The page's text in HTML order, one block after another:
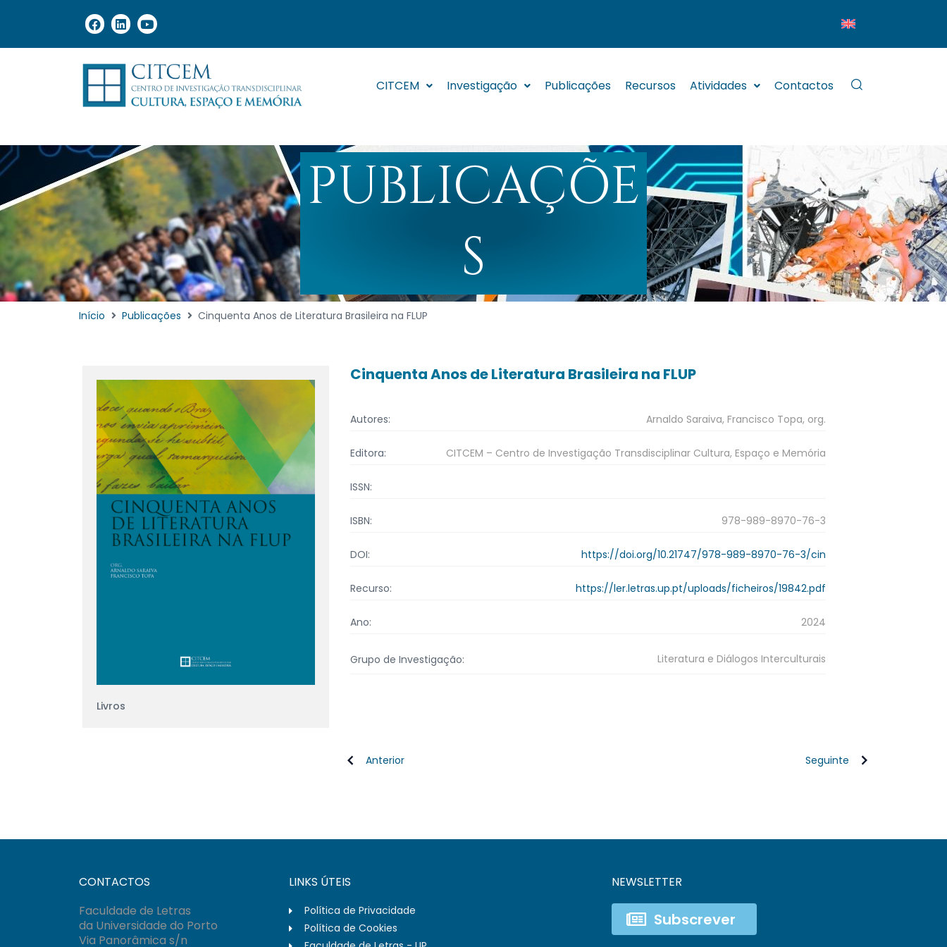
CITCEM Investigação Publicações Recursos Atividades Contactos
PUBLICAÇÕE
S
Início Publicações Cinquenta Anos de Literatura Brasileira na FLUP
Livros
Cinquenta Anos de Literatura Brasileira na FLUP
Autores: Arnaldo Saraiva, Francisco Topa, org.
Editora: CITCEM – Centro de Investigação Transdisciplinar Cultura, Espaço e Memória
ISSN:
ISBN: 978-989-8970-76-3
DOI: https://doi.org/10.21747/978-989-8970-76-3/cin
Recurso: https://ler.letras.up.pt/uploads/ficheiros/19842.pdf
Ano: 2024
Grupo de Investigação: Literatura e Diálogos Interculturais
Anterior Seguinte
CONTACTOS
Faculdade de Letras
da Universidade do Porto
Via Panorâmica s/n
LINKS ÚTEIS
Política de Privacidade
Política de Cookies
NEWSLETTER
Subscrever